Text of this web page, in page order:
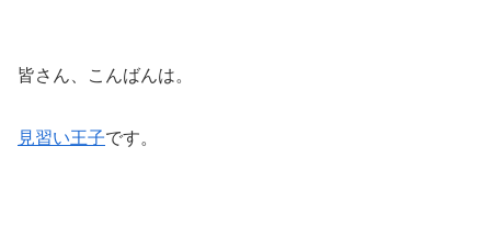
皆さん、こんばんは。
見習い王子です。